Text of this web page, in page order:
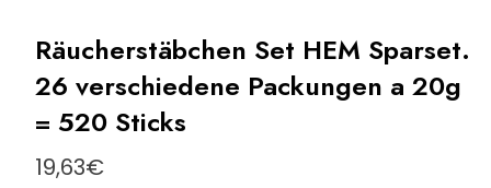
Räucherstäbchen Set HEM Sparset.
26 verschiedene Packungen a 20g
= 520 Sticks
19,63€